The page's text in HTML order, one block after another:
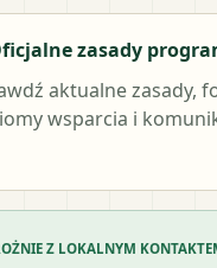
zasady
aktualne zasady,
wsparcia i
Z LOKALNYM